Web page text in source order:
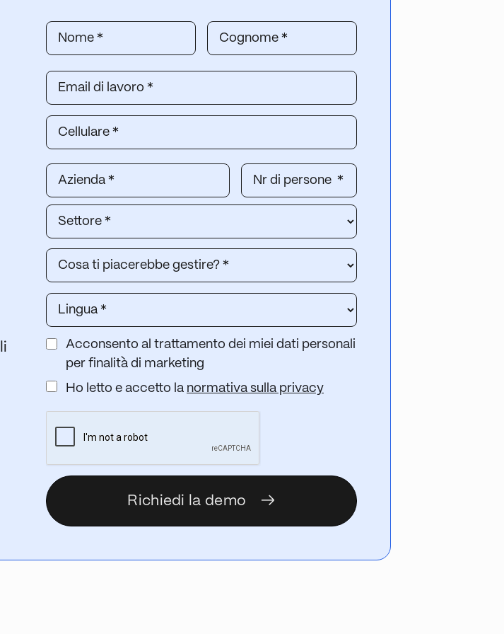
Acconsento al trattamento dei miei dati personali
per finalità di marketing
Ho letto e accetto la normativa sulla privacy